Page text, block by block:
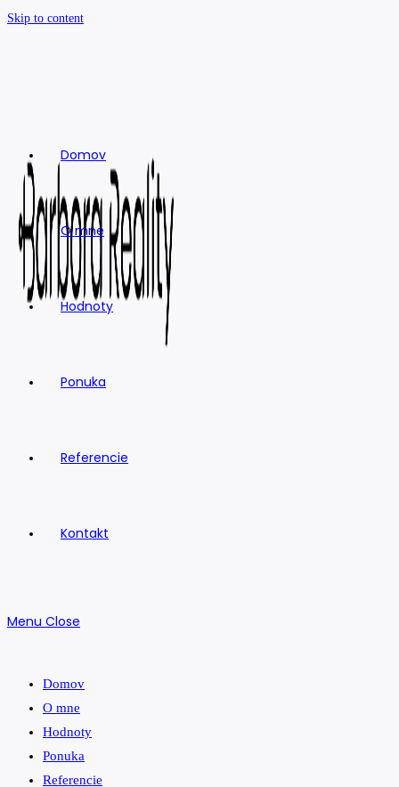
Skip to content
Domov
O mne
Hodnoty
Ponuka
Referencie
Kontakt
Menu Close
Domov
O mne
Hodnoty
Ponuka
Referencie